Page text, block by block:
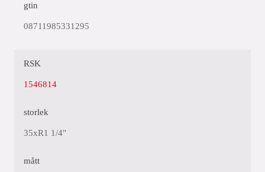
gtin
08711985331295
RSK
1546814
storlek
35xR1 1/4"
mått